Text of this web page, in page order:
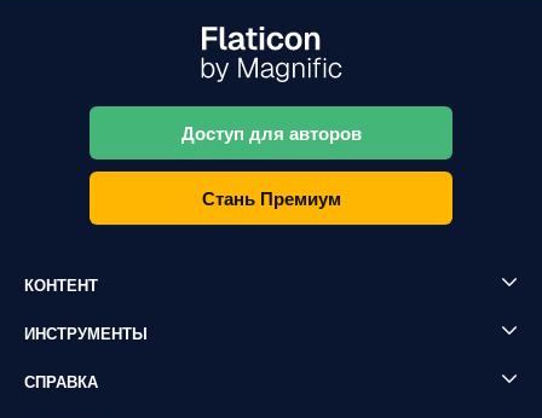
Доступ для авторов
Стань Премиум
КОНТЕНТ
ИНСТРУМЕНТЫ
СПРАВКА